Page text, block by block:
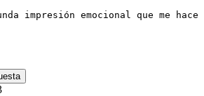
impresión emocional que me